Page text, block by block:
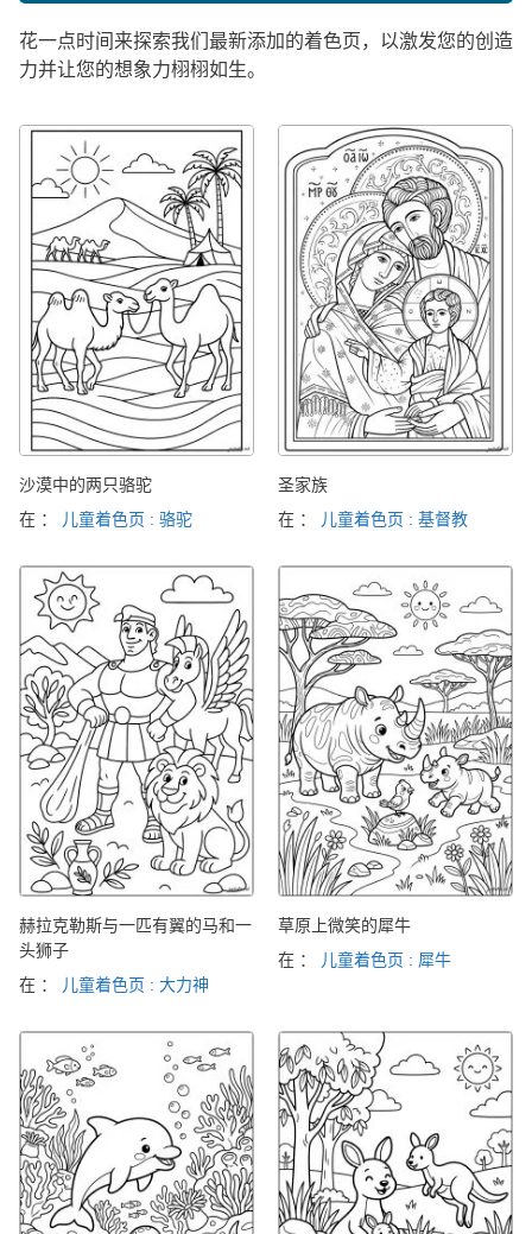
花一点时间来探索我们最新添加的着色页，以激发您的创造
力并让您的想象力栩栩如生。
沙漠中的两只骆驼
在 ：
儿童着色页 : 骆驼
圣家族
在 ：
儿童着色页 : 基督教
赫拉克勒斯与一匹有翼的马和一
头狮子
在 ：
儿童着色页 : 大力神
草原上微笑的犀牛
在 ：
儿童着色页 : 犀牛